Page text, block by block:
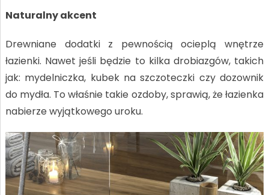
Naturalny akcent
Drewniane dodatki z pewnością ocieplą wnętrze
łazienki. Nawet jeśli będzie to kilka drobiazgów, takich
jak: mydelniczka, kubek na szczoteczki czy dozownik
do mydła. To właśnie takie ozdoby, sprawią, że łazienka
nabierze wyjątkowego uroku.